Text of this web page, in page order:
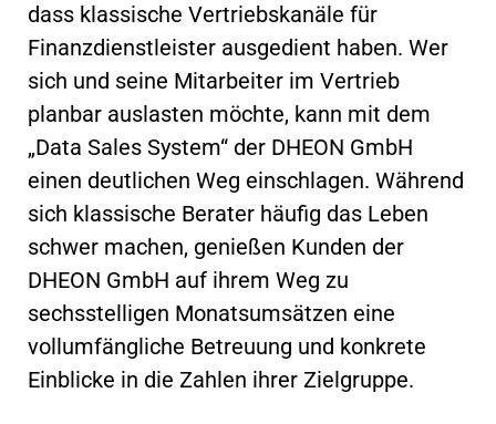
dass klassische Vertriebskanäle für
Finanzdienstleister ausgedient haben. Wer
sich und seine Mitarbeiter im Vertrieb
planbar auslasten möchte, kann mit dem
„Data Sales System“ der DHEON GmbH
einen deutlichen Weg einschlagen. Während
sich klassische Berater häufig das Leben
schwer machen, genießen Kunden der
DHEON GmbH auf ihrem Weg zu
sechsstelligen Monatsumsätzen eine
vollumfängliche Betreuung und konkrete
Einblicke in die Zahlen ihrer Zielgruppe.